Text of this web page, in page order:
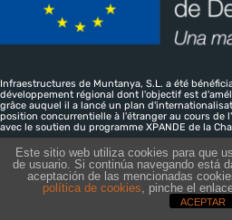
Infraestructures de Muntanya, S.L. a été
développement régional dont l'objectif est
grâce auquel il a lancé un plan
position concurrentielle à l'étranger au cours de
avec le soutien du programme XPANDE de la
Infraestructures de Muntanya SL · CIF
Registre Mercantil de Lleida, Tomo:
Este sitio web utiliza cookies para que
de usuario. Si continúa navegando está
aceptación de las mencionadas
política de cookies, pinche el
ACEPTAR